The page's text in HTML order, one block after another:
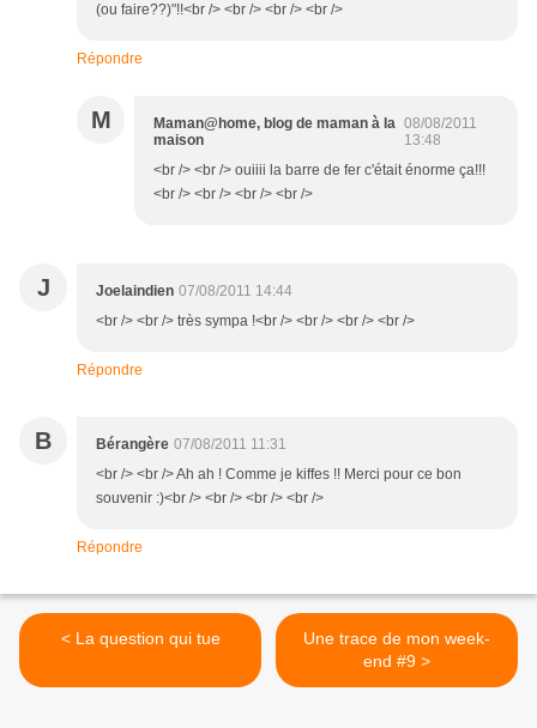
(ou faire??)"!!<br /> <br /> <br /> <br />
Répondre
M
Maman@home, blog de maman à la
maison
08/08/2011
13:48
<br /> <br /> ouiiii la barre de fer c'était énorme ça!!!
<br /> <br /> <br /> <br />
J Joelaindien 07/08/2011 14:44
<br /> <br /> très sympa !<br /> <br /> <br /> <br />
Répondre
B Bérangère 07/08/2011 11:31
<br /> <br /> Ah ah ! Comme je kiffes !! Merci pour ce bon
souvenir :)<br /> <br /> <br /> <br />
Répondre
< La question qui tue
Une trace de mon week-
end #9 >